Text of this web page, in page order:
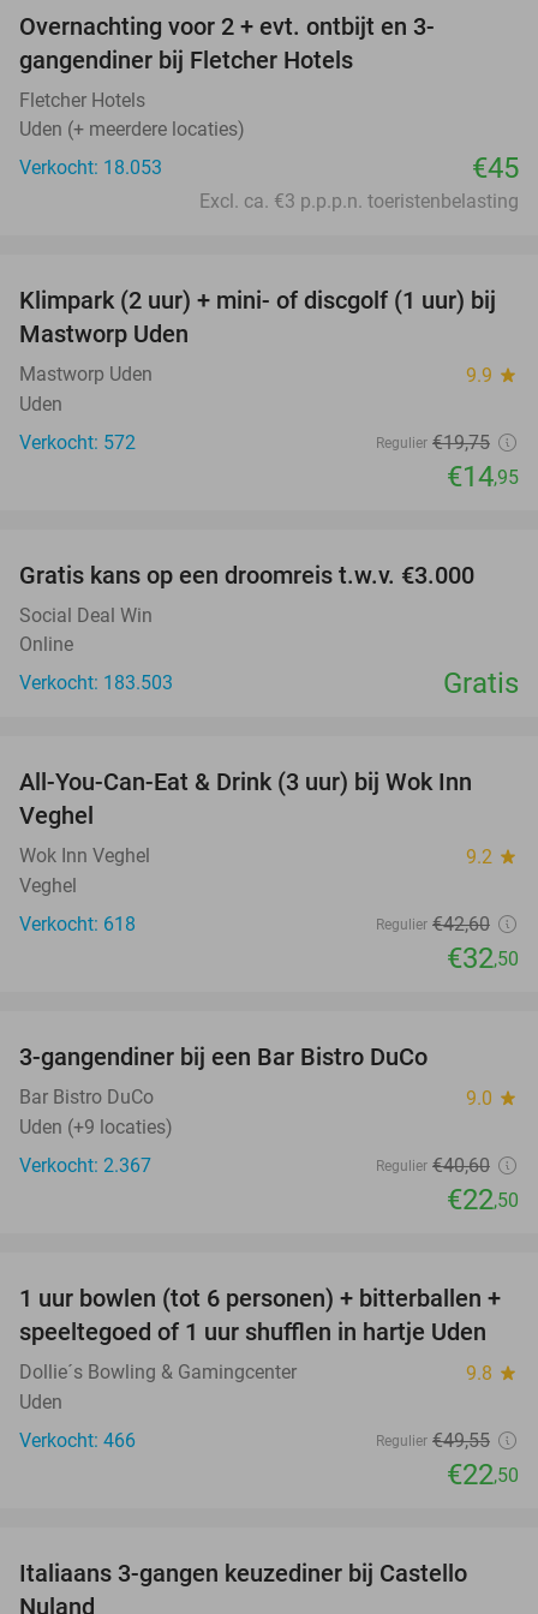
Overnachting voor 2 + evt. ontbijt en 3-
gangendiner bij Fletcher Hotels
Fletcher Hotels
Uden (+ meerdere locaties)
Verkocht: 18.053
€45
Excl. ca. €3 p.p.p.n. toeristenbelasting
24%
Klimpark (2 uur) + mini- of discgolf (1 uur) bij
Mastworp Uden
Mastworp Uden 9.9 star
Uden
Verkocht: 572
Regulier €19,75
€14,95
Gratis kans op een droomreis t.w.v. €3.000
Social Deal Win
Online
Verkocht: 183.503
Gratis
24%
All-You-Can-Eat & Drink (3 uur) bij Wok Inn
Veghel
Wok Inn Veghel 9.2 star
Veghel
Verkocht: 618
Regulier €42,60
€32,50
3-gangendiner bij een Bar Bistro DuCo
Bar Bistro DuCo 9.0 star
Uden (+9 locaties)
Verkocht: 2.367
Regulier €40,60
€22,50
55%
1 uur bowlen (tot 6 personen) + bitterballen +
speeltegoed of 1 uur shufflen in hartje Uden
Dollie´s Bowling & Gamingcenter 9.8 star
Uden
Verkocht: 466
Regulier €49,55
€22,50
24%
Italiaans 3-gangen keuzediner bij Castello
Nuland